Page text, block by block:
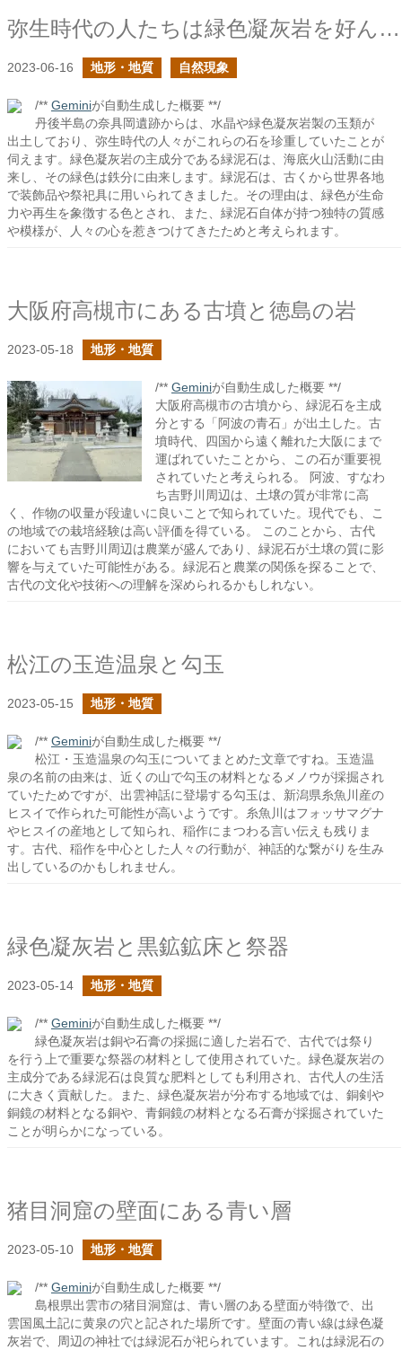
弥生時代の人たちは緑色凝灰岩を好んだか？
2023-06-16 地形・地質 自然現象
/** Geminiが自動生成した概要 **/
丹後半島の奈具岡遺跡からは、水晶や緑色凝灰岩製の玉類が
出土しており、弥生時代の人々がこれらの石を珍重していたことが
伺えます。緑色凝灰岩の主成分である緑泥石は、海底火山活動に由
来し、その緑色は鉄分に由来します。緑泥石は、古くから世界各地
で装飾品や祭祀具に用いられてきました。その理由は、緑色が生命
力や再生を象徴する色とされ、また、緑泥石自体が持つ独特の質感
や模様が、人々の心を惹きつけてきたためと考えられます。
大阪府高槻市にある古墳と徳島の岩
2023-05-18 地形・地質
/** Geminiが自動生成した概要 **/
大阪府高槻市の古墳から、緑泥石を主成
分とする「阿波の青石」が出土した。古
墳時代、四国から遠く離れた大阪にまで
運ばれていたことから、この石が重要視
されていたと考えられる。 阿波、すなわ
ち吉野川周辺は、土壌の質が非常に高
く、作物の収量が段違いに良いことで知られていた。現代でも、こ
の地域での栽培経験は高い評価を得ている。 このことから、古代
においても吉野川周辺は農業が盛んであり、緑泥石が土壌の質に影
響を与えていた可能性がある。緑泥石と農業の関係を探ることで、
古代の文化や技術への理解を深められるかもしれない。
松江の玉造温泉と勾玉
2023-05-15 地形・地質
/** Geminiが自動生成した概要 **/
松江・玉造温泉の勾玉についてまとめた文章ですね。玉造温
泉の名前の由来は、近くの山で勾玉の材料となるメノウが採掘され
ていたためですが、出雲神話に登場する勾玉は、新潟県糸魚川産の
ヒスイで作られた可能性が高いようです。糸魚川はフォッサマグナ
やヒスイの産地として知られ、稲作にまつわる言い伝えも残りま
す。古代、稲作を中心とした人々の行動が、神話的な繋がりを生み
出しているのかもしれません。
緑色凝灰岩と黒鉱鉱床と祭器
2023-05-14 地形・地質
/** Geminiが自動生成した概要 **/
緑色凝灰岩は銅や石膏の採掘に適した岩石で、古代では祭り
を行う上で重要な祭器の材料として使用されていた。緑色凝灰岩の
主成分である緑泥石は良質な肥料としても利用され、古代人の生活
に大きく貢献した。また、緑色凝灰岩が分布する地域では、銅剣や
銅鏡の材料となる銅や、青銅鏡の材料となる石膏が採掘されていた
ことが明らかになっている。
猪目洞窟の壁面にある青い層
2023-05-10 地形・地質
/** Geminiが自動生成した概要 **/
島根県出雲市の猪目洞窟は、青い層のある壁面が特徴で、出
雲国風土記に黄泉の穴と記された場所です。壁面の青い線は緑色凝
灰岩で、周辺の神社では緑泥石が祀られています。これは緑泥石の